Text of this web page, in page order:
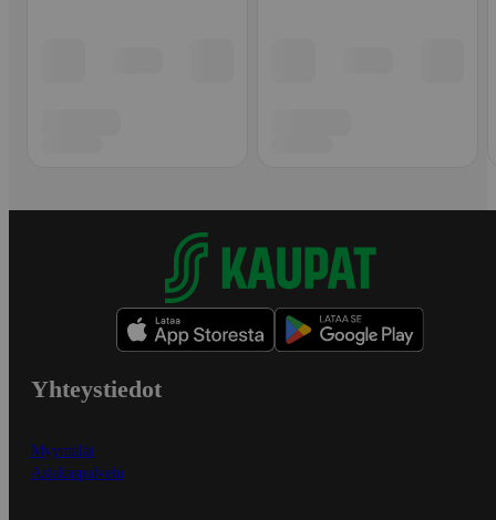
Yhteystiedot
Myymälät
Asiakaspalvelu